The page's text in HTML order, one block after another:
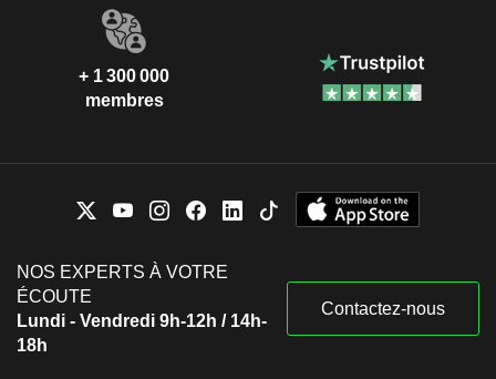
+ 1 300 000
membres
NOS EXPERTS À VOTRE
ÉCOUTE
Lundi - Vendredi 9h-12h / 14h-
18h
Contactez-nous